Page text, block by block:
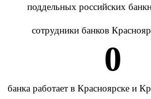
поддельных российских
сотрудники банков
0
банка работает в Красноярске и